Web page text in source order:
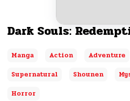
Dark Souls:
Manga Action Adventure
Supernatural
Shounen
Horror